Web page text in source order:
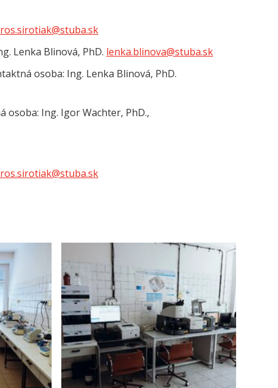
Lenka Blinová, PhD. lenka.blinova@stuba.sk
osoba: Ing. Lenka Blinová, PhD.
osoba: Ing. Igor Wachter, PhD.,